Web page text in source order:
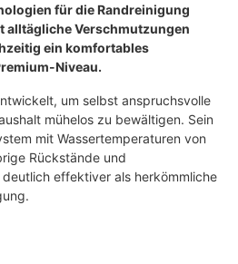
für die Randreinigung
alltägliche Verschmutzungen
ein komfortables
Niveau.
um selbst anspruchsvolle
mühelos zu bewältigen. Sein
mit Wassertemperaturen von
Rückstände und
effektiver als herkömmliche